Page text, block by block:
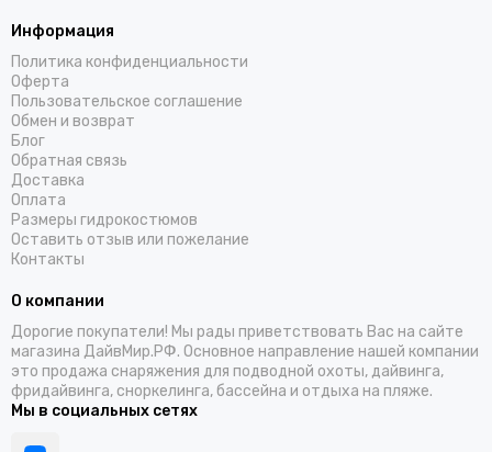
Информация
Политика конфиденциальности
Оферта
Пользовательское соглашение
Обмен и возврат
Блог
Обратная связь
Доставка
Оплата
Размеры гидрокостюмов
Оставить отзыв или пожелание
Контакты
О компании
Дорогие покупатели! Мы рады приветствовать Вас на сайте
магазина ДайвМир.РФ. Основное направление нашей компании
это продажа снаряжения для подводной охоты, дайвинга,
фридайвинга, сноркелинга, бассейна и отдыха на пляже.
Мы в социальных сетях